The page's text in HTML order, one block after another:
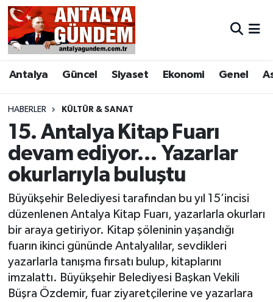
Antalya Güncel Siyaset Ekonomi Genel
HABERLER KÜLTÜR & SANAT
15. Antalya Kitap Fuarı
devam ediyor… Yazarlar
okurlarıyla buluştu
Büyükşehir Belediyesi tarafından bu yıl 15’incisi
düzenlenen Antalya Kitap Fuarı, yazarlarla okurları
bir araya getiriyor. Kitap şöleninin yaşandığı
fuarın ikinci gününde Antalyalılar, sevdikleri
yazarlarla tanışma fırsatı bulup, kitaplarını
imzalattı. Büyükşehir Belediyesi Başkan Vekili
Büşra Özdemir, fuar ziyaretçilerine ve yazarlara
Antalya
Asayiş
Bilim & Teknoloji
Bölge
EĞİTİM
Ekonomi
Genel
Görüntülü Haber
Güncel
Antalya Nöbetçi Eczaneler
Antalya Hava Durumu
Antalya Namaz Vakitleri
Antalya Trafik Yoğunluk Haritası
Süper Lig Puan Durumu ve Fikstür
Tüm Manşetler
Son Dakika Haberleri
Haber Arşivi